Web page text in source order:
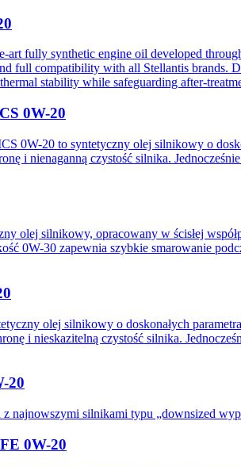
art fully synthetic engine oil developed
full compatibility with all Stellantis brands.
stability while safeguarding after-
0W-20
20 to syntetyczny olej silnikowy o
i nienaganną czystość silnika.
olej silnikowy, opracowany w ścisłej
0W-30 zapewnia szybkie smarowanie
olej silnikowy o doskonałych
i nieskazitelną czystość silnika.
20
z najnowszymi silnikami typu „downsized
0W-20